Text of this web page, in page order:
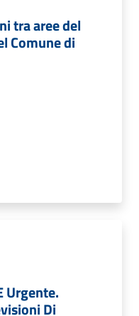
tra aree del
Comune di
Urgente.
Di